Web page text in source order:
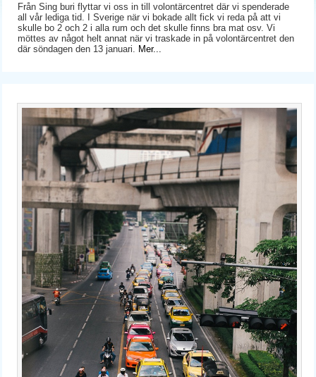
Från Sing buri flyttar vi oss in till volontärcentret där vi spenderade
all vår lediga tid. I Sverige när vi bokade allt fick vi reda på att vi
skulle bo 2 och 2 i alla rum och det skulle finns bra mat osv. Vi
möttes av något helt annat när vi traskade in på volontärcentret den
där söndagen den 13 januari.
Mer...